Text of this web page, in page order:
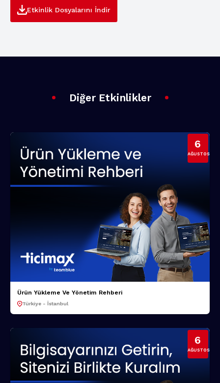
Etkinlik Dosyalarını İndir
Diğer Etkinlikler
6
AĞUSTOS
Ürün Yükleme Ve Yönetim Rehberi
Türkiye - İstanbul
6
AĞUSTOS